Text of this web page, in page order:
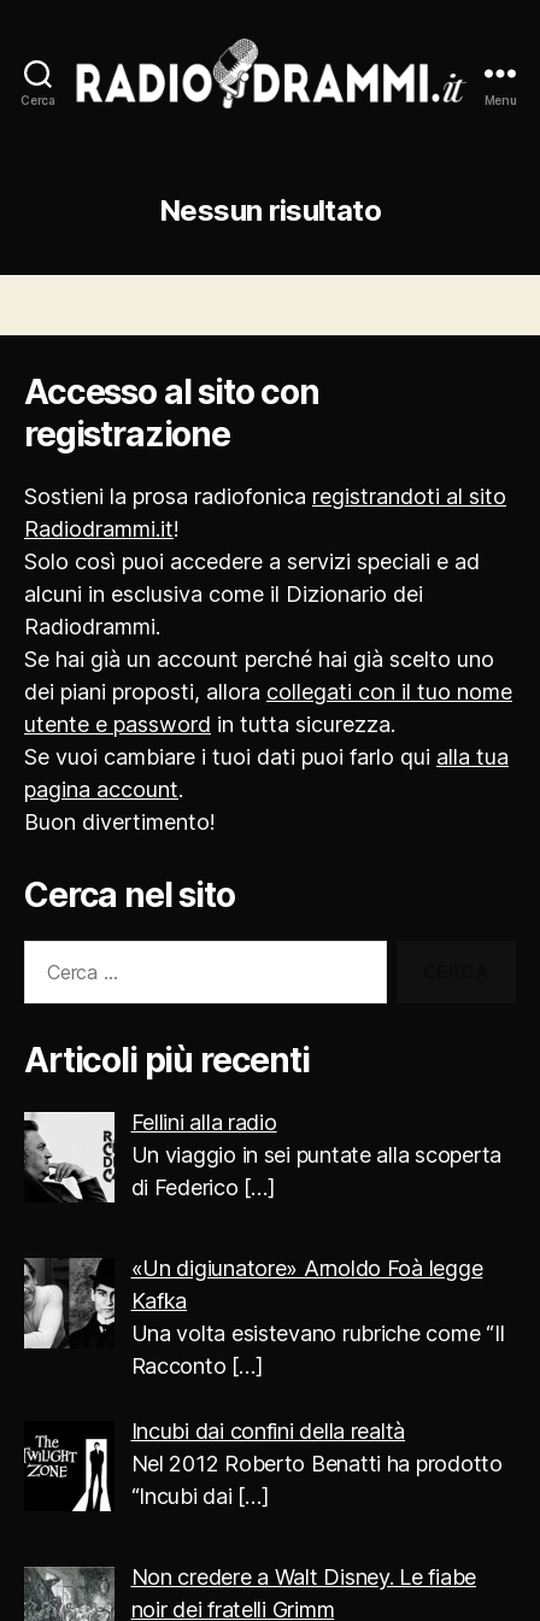
Cerca Menu
Nessun risultato
Accesso al sito con
registrazione
Sostieni la prosa radiofonica registrandoti al sito
Radiodrammi.it!
Solo così puoi accedere a servizi speciali e ad
alcuni in esclusiva come il Dizionario dei
Radiodrammi.
Se hai già un account perché hai già scelto uno
dei piani proposti, allora collegati con il tuo nome
utente e password in tutta sicurezza.
Se vuoi cambiare i tuoi dati puoi farlo qui alla tua
pagina account.
Buon divertimento!
Cerca nel sito
Articoli più recenti
Fellini alla radio
Un viaggio in sei puntate alla scoperta
di Federico […]
«Un digiunatore» Arnoldo Foà legge
Kafka
Una volta esistevano rubriche come “Il
Racconto […]
Incubi dai confini della realtà
Nel 2012 Roberto Benatti ha prodotto
“Incubi dai […]
Non credere a Walt Disney. Le fiabe
noir dei fratelli Grimm